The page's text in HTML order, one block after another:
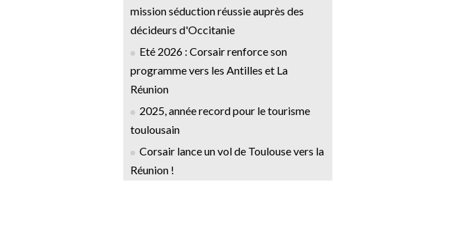
mission séduction réussie auprès des
décideurs d'Occitanie
Eté 2026 : Corsair renforce son
programme vers les Antilles et La
Réunion
2025, année record pour le tourisme
toulousain
Corsair lance un vol de Toulouse vers la
Réunion !